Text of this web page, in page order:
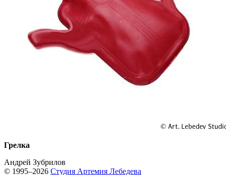
Грелка
Андрей Зубрилов
© 1995–2026 Студия Артемия Лебедева